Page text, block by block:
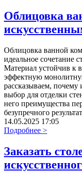
Облицовка
Облицовка ванной
идеальное сочетание
Материал устойчив к
эффектную
рассказываем,
выбор для отделки
него преимущества
безупречного
14.05.2025 17:05
Подробнее >
Заказать